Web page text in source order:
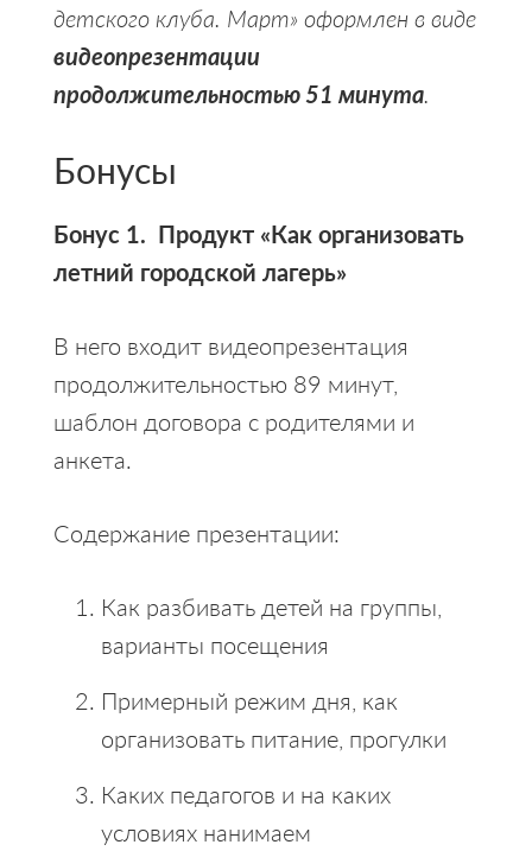
детского клуба. Март» оформлен в виде
видеопрезентации
продолжительностью 51 минута.
Бонусы
Бонус 1. Продукт «Как организовать
летний городской лагерь»
В него входит видеопрезентация
продолжительностью 89 минут,
шаблон договора с родителями и
анкета.
Содержание презентации:
Как разбивать детей на группы,
варианты посещения
Примерный режим дня, как
организовать питание, прогулки
Каких педагогов и на каких
условиях нанимаем